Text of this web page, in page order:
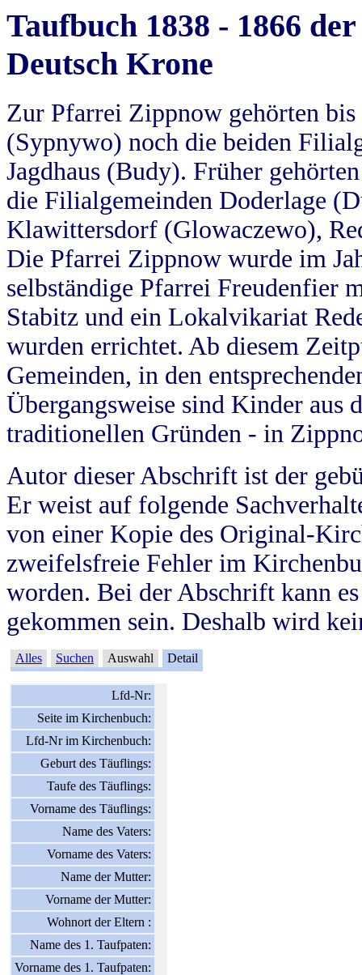
Taufbuch 1838 - 1866
Deutsch Krone
Zur Pfarrei Zippnow gehörten
(Sypnywo) noch die beiden
Jagdhaus (Budy). Früher
die Filialgemeinden Doderlage
Klawittersdorf (Glowaczewo),
Die Pfarrei Zippnow wurde im
selbständige Pfarrei Freudenfier
Stabitz und ein Lokalvikariat
wurden errichtet. Ab diesem
Gemeinden, in den
Übergangsweise sind Kinder aus
traditionellen Gründen - in
Autor dieser Abschrift ist der
Er weist auf folgende
von einer Kopie des Original-
zweifelsfreie Fehler im
worden. Bei der Abschrift kann
gekommen sein. Deshalb wird
Alles Suchen Auswahl Detail
Lfd-Nr:
Seite im Kirchenbuch:
Lfd-Nr im Kirchenbuch:
Geburt des Täuflings:
Taufe des Täuflings:
Vorname des Täuflings:
Name des Vaters:
Vorname des Vaters:
Name der Mutter:
Vorname der Mutter:
Wohnort der Eltern :
Name des 1. Taufpaten:
Vorname des 1. Taufpaten: